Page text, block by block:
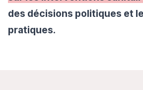
des décisions politiques et
pratiques.